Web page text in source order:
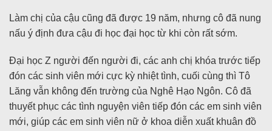
Làm chị của cậu cũng đã được 19 năm, nhưng cô đã nung
nấu ý định đưa cậu đi học đại học từ khi còn rất sớm.
Đại học Z người đến người đi, các anh chị khóa trước tiếp
đón các sinh viên mới cực kỳ nhiệt tình, cuối cùng thì Tô
Lăng vẫn không đến trường của Nghê Hạo Ngôn. Cô đã
thuyết phục các tình nguyện viên tiếp đón các em sinh viên
mới, giúp các em sinh viên nữ ở khoa diễn xuất khuân đồ